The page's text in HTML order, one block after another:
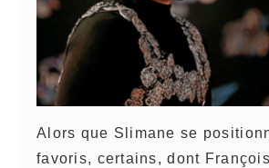
Alors que Slimane se
favoris, certains, dont